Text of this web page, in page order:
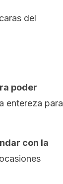
del
poder
entereza para
con la